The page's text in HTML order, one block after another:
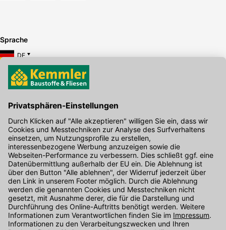
Sprache
DE
Hier gibt's die kostenlose App
Kontakt
Unser Onlineshop Team ist montags bis freitags von 08:00 - 17:00
Uhr unter der Telefonnummer07071 / 151-151für Sie erreichbar.
Alternativ können Sie unser Kontaktformular nutzen.